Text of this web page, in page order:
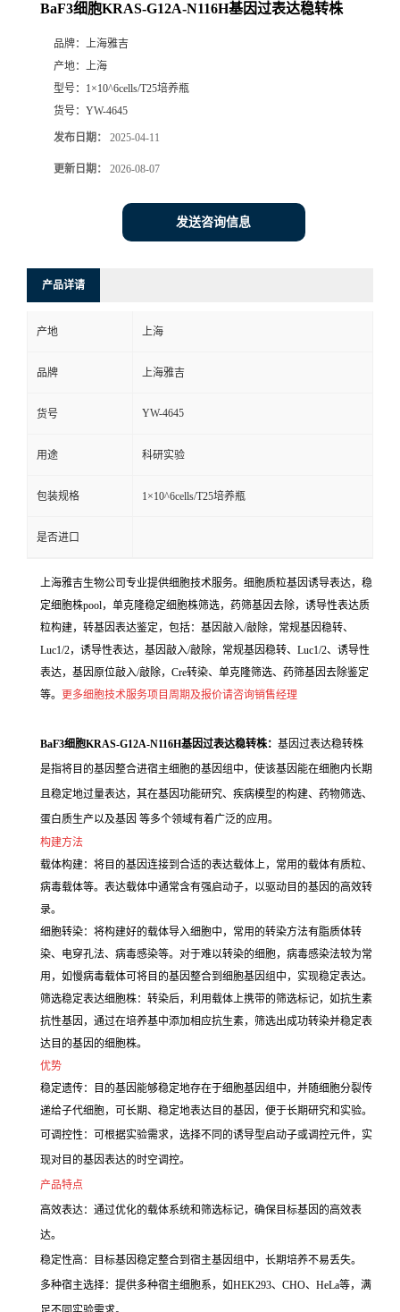
BaF3细胞KRAS-G12A-N116H基因过表达稳转株
品牌： 上海雅吉
产地： 上海
型号： 1×10^6cells/T25培养瓶
货号： YW-4645
发布日期： 2025-04-11
更新日期： 2026-08-07
发送咨询信息
产品详请
产地 上海
品牌 上海雅吉
货号 YW-4645
用途 科研实验
包装规格 1×10^6cells/T25培养瓶
是否进口
上海雅吉生物公司专业提供细胞技术服务。细胞质粒基因诱导表达，稳
定细胞株pool，单克隆稳定细胞株筛选，药筛基因去除，诱导性表达质
粒构建，转基因表达鉴定，包括：基因敲入/敲除，常规基因稳转、
Luc1/2，诱导性表达，基因敲入/敲除，常规基因稳转、Luc1/2、诱导性
表达，基因原位敲入/敲除，Cre转染、单克隆筛选、药筛基因去除鉴定
等。 更多细胞技术服务项目周期及报价请咨询销售经理
BaF3细胞KRAS-G12A-N116H基因过表达稳转株： 基因过表达稳转株
是指将目的基因整合进宿主细胞的基因组中，使该基因能在细胞内长期
且稳定地过量表达，其在基因功能研究、疾病模型的构建、药物筛选、
蛋白质生产以及基因 等多个领域有着广泛的应用。
构建方法
载体构建：将目的基因连接到合适的表达载体上，常用的载体有质粒、
病毒载体等。表达载体中通常含有强启动子，以驱动目的基因的高效转
录。
细胞转染：将构建好的载体导入细胞中，常用的转染方法有脂质体转
染、电穿孔法、病毒感染等。对于难以转染的细胞，病毒感染法较为常
用，如慢病毒载体可将目的基因整合到细胞基因组中，实现稳定表达。
筛选稳定表达细胞株：转染后，利用载体上携带的筛选标记，如抗生素
抗性基因，通过在培养基中添加相应抗生素，筛选出成功转染并稳定表
达目的基因的细胞株。
优势
稳定遗传：目的基因能够稳定地存在于细胞基因组中，并随细胞分裂传
递给子代细胞，可长期、稳定地表达目的基因，便于长期研究和实验。
可调控性：可根据实验需求，选择不同的诱导型启动子或调控元件，实
现对目的基因表达的时空调控。
产品特点
高效表达：通过优化的载体系统和筛选标记，确保目标基因的高效表
达。
稳定性高：目标基因稳定整合到宿主基因组中，长期培养不易丢失。
多种宿主选择：提供多种宿主细胞系，如HEK293、CHO、HeLa等，满